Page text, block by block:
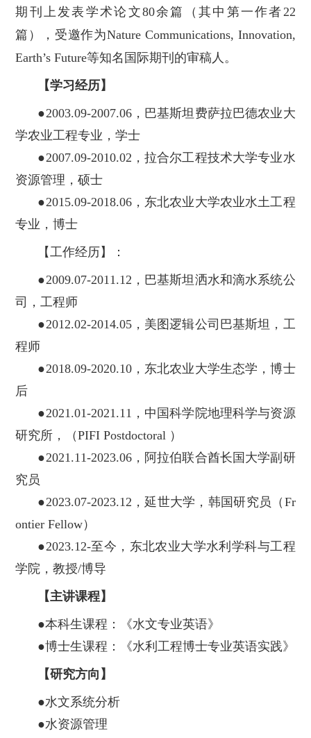
期刊上发表学术论文80余篇（其中第一作者22
篇），受邀作为Nature Communications, Innovation,
Earth’s Future等知名国际期刊的审稿人。
【学习经历】
●2003.09-2007.06，巴基斯坦费萨拉巴德农业大
学农业工程专业，学士
●2007.09-2010.02，拉合尔工程技术大学专业水
资源管理，硕士
●2015.09-2018.06，东北农业大学农业水土工程
专业，博士
【工作经历】：
●2009.07-2011.12，巴基斯坦洒水和滴水系统公
司，工程师
●2012.02-2014.05，美图逻辑公司巴基斯坦，工
程师
●2018.09-2020.10，东北农业大学生态学，博士
后
●2021.01-2021.11，中国科学院地理科学与资源
研究所，（PIFI Postdoctoral ）
●2021.11-2023.06，阿拉伯联合酋长国大学副研
究员
●2023.07-2023.12，延世大学，韩国研究员（Fr
ontier Fellow）
●2023.12-至今，东北农业大学水利学科与工程
学院，教授/博导
【主讲课程】
●本科生课程：《水文专业英语》
●博士生课程：《水利工程博士专业英语实践》
【研究方向】
●水文系统分析
●水资源管理